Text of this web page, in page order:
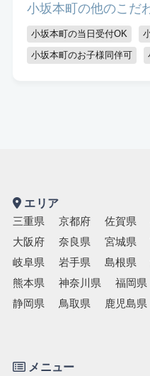
当日受付OK 都度払い
お子様同伴可 男性可
小坂本町の他のこだ
小坂本町の当日受付OK
小坂本町のお子様同伴可
エリア
三重県 京都府 佐賀県
大阪府
奈良県 宮城県
岐阜県
岩手県 島根県
熊本県
神奈川県 福岡県
静岡県
鳥取県 鹿児島県
メニュー